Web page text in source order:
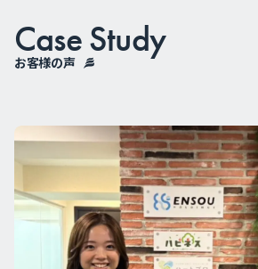
お客様の声
Case Study